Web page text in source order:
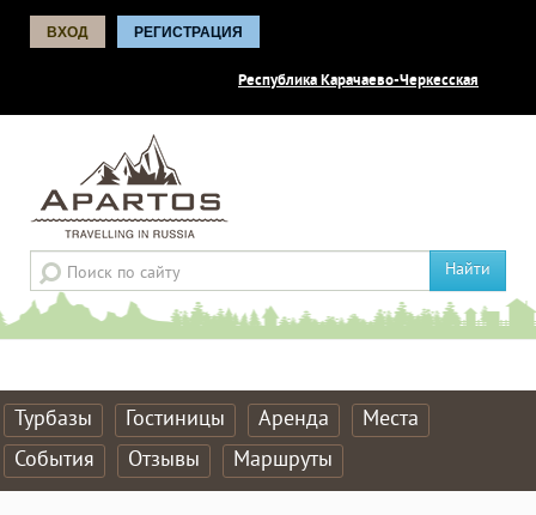
ВХОД РЕГИСТРАЦИЯ
Республика Карачаево-Черкесская
Найти
Турбазы Гостиницы Аренда
Места
События
Отзывы Маршруты